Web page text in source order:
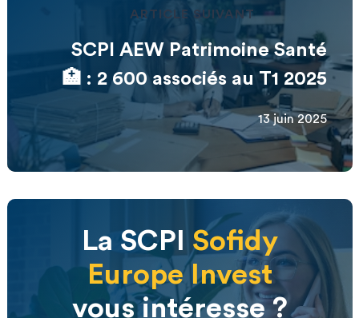
ARTICLE SUIVANT
SCPI AEW Patrimoine Santé
🏥 : 2 600 associés au T1 2025
13 juin 2025
La SCPI Sofidy
Europe Invest
vous intéresse ?